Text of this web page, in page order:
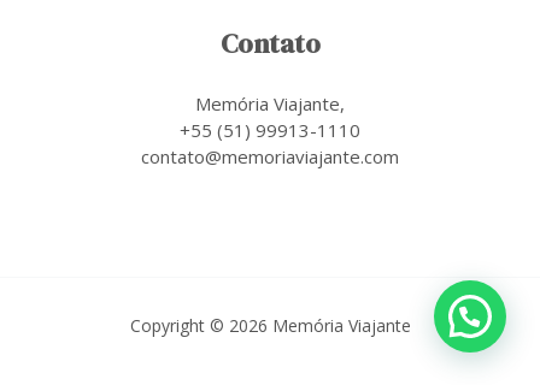
Contato
Memória Viajante,
+55 (51) 99913-1110
contato@memoriaviajante.com
Copyright © 2026 Memória Viajante